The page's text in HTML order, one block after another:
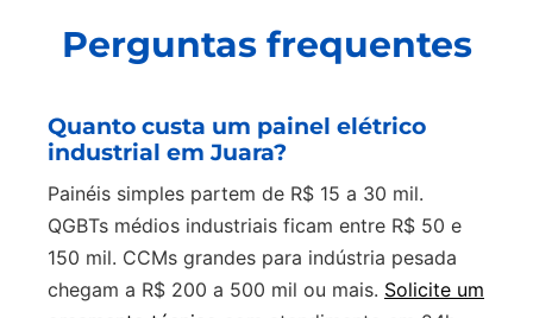
Perguntas frequentes
Quanto custa um painel elétrico
industrial em Juara?
Painéis simples partem de R$ 15 a 30 mil.
QGBTs médios industriais ficam entre R$ 50 e
150 mil. CCMs grandes para indústria pesada
chegam a R$ 200 a 500 mil ou mais. Solicite um